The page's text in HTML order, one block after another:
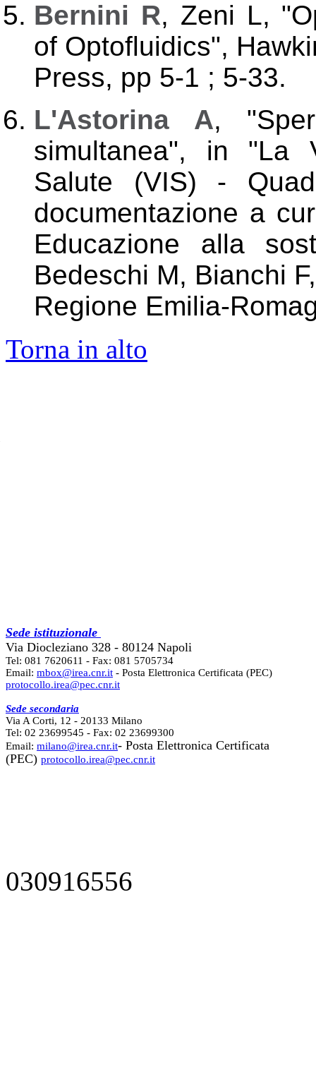
Bernini R, Zeni L,
of Optofluidics",
Press, pp 5-1 ; 5-33.
L'Astorina A,
simultanea", in "La
Salute (VIS) -
documentazione a
Educazione alla
Bedeschi M, Bianchi
Regione Emilia-
Torna in alto
Sede istituzionale
Via Diocleziano 328 - 80124 Napoli
Tel: 081 7620611 - Fax: 081 5705734
Email: mbox@irea.cnr.it - Posta Elettronica Certificata (PEC)
protocollo.irea@pec.cnr.it
Sede secondaria
Via A Corti, 12 - 20133 Milano
Tel: 02 23699545 - Fax: 02 23699300
Email: milano@irea.cnr.it- Posta Elettronica Certificata
(PEC) protocollo.irea@pec.cnr.it
030916556